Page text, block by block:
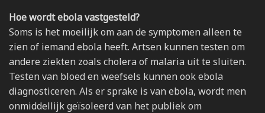
Hoe wordt ebola vastgesteld?
Soms is het moeilijk om aan de symptomen alleen te
zien of iemand ebola heeft. Artsen kunnen testen om
andere ziekten zoals cholera of malaria uit te sluiten.
Testen van bloed en weefsels kunnen ook ebola
diagnosticeren. Als er sprake is van ebola, wordt men
onmiddellijk geïsoleerd van het publiek om